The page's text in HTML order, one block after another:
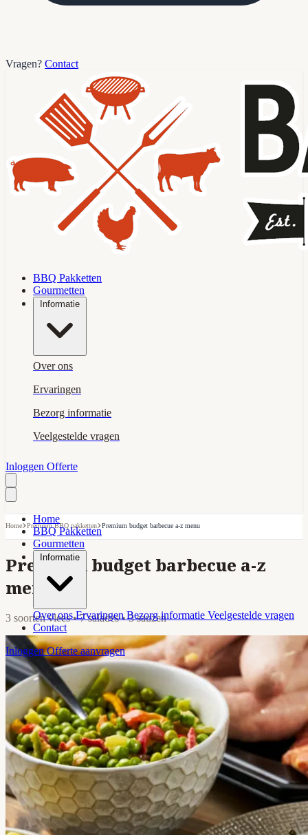
Vragen? Contact
BBQ Pakketten
Gourmetten
Informatie
Over ons
Ervaringen
Bezorg informatie
Veelgestelde vragen
Inloggen Offerte
Home
BBQ Pakketten
Gourmetten
Informatie
Over onsErvaringenBezorg informatie Veelgestelde vragen
Contact
InloggenOfferte aanvragen
Home›Premium BBQ pakketten›Premium budget barbecue a-z menu
Premium budget barbecue a-z
menu
3 soorten vlees • 7 salades • 3 sauzen